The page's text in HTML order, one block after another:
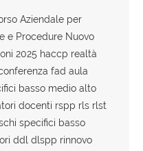
Aziendale per
e Procedure Nuovo
2025 haccp realtà
fad aula
basso medio alto
docenti rspp rls rlst
specifici basso
ddl dlspp rinnovo